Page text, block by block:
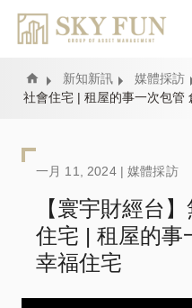
Home 新知新訊 媒體採訪
社會住宅 | 租屋的事一次包管
一月 11, 2024 |媒體採訪
【寰宇財經台
住宅 | 租屋的事
幸福住宅